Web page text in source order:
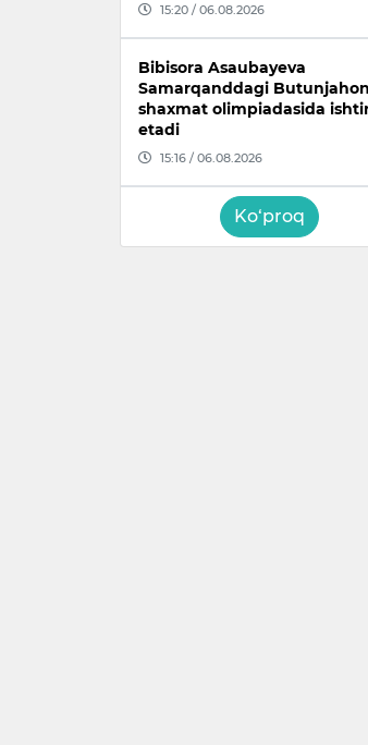
15:20 / 06.08.2026
Bibisora Asaubayeva
Samarqanddagi Butunjahon
shaxmat olimpiadasida
etadi
15:16 / 06.08.2026
Ko‘proq